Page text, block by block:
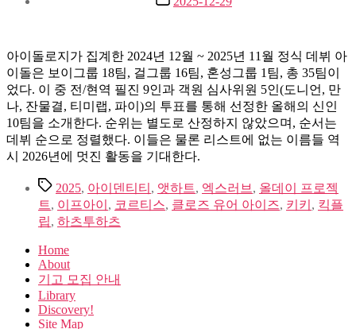
date
아이돌로지가 집계한 2024년 12월 ~ 2025년 11월 정식 데뷔 아
이돌은 보이그룹 18팀, 걸그룹 16팀, 혼성그룹 1팀, 총 35팀이
었다. 이 중 전/현역 필진 9인과 객원 심사위원 5인(도니언, 만
나, 잔물결, 티미랩, 파이)의 투표를 통해 선정한 올해의 신인
10팀을 소개한다. 순위는 별도로 산정하지 않았으며, 순서는
데뷔 순으로 정렬했다. 이들은 물론 리스트에 없는 이름들 역
시 2026년에 멋진 활동을 기대한다.
Tags2025, 아이덴티티 , 앳하트, 엑스러브 , 올데이 프로젝
트, 이프아이 , 코르티스, 클로즈 유어 아이즈, 키키 , 킥플
립, 하츠투하츠
Home
About
기고 모집 안내
Library
Discovery!
Site Map